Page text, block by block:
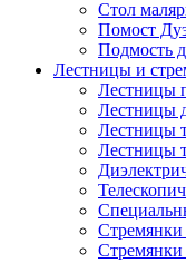
Стол
Помост
Подмость
Лестницы и
Лестницы
Лестницы
Лестницы
Лестницы
Стремянки